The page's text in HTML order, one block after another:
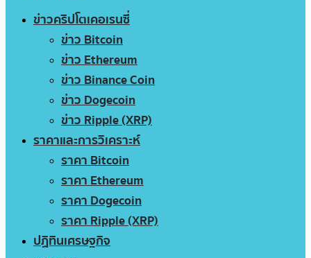
ข่าวคริปโตเคอเรนซี่
ข่าว Bitcoin
ข่าว Ethereum
ข่าว Binance Coin
ข่าว Dogecoin
ข่าว Ripple (XRP)
ราคาและการวิเคราะห์
ราคา Bitcoin
ราคา Ethereum
ราคา Dogecoin
ราคา Ripple (XRP)
ปฏิทินเศรษฐกิจ